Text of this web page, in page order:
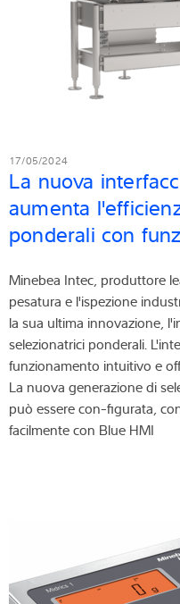
17/05/2024
La nuova
aumenta
ponderali con
Minebea Intec, produttore
pesatura e l'ispezione
la sua ultima innovazione,
selezionatrici ponderali.
funzionamento intuitivo e
La nuova generazione di
può essere con-figurata,
facilmente con Blue HMI